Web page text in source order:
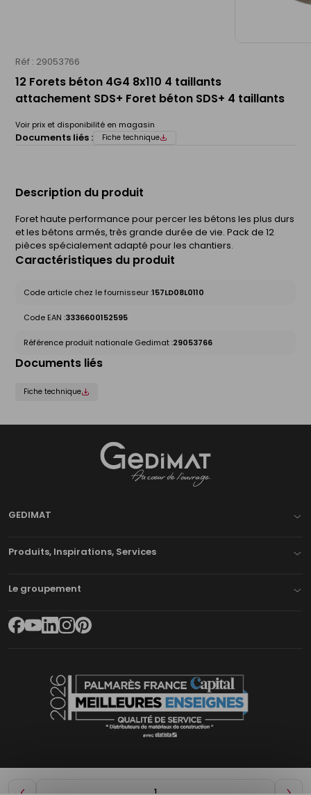
Réf : 29053766
12 Forets béton 4G4 8x110 4 taillants
attachement SDS+ Foret béton SDS+ 4 taillants
Voir prix et disponibilité en magasin
Documents liés : Fiche technique
Description du produit
Foret haute performance pour percer les bétons les plus durs
et les bétons armés, très grande durée de vie. Pack de 12
pièces spécialement adapté pour les chantiers.
Caractéristiques du produit
Code article chez le fournisseur :157LD08L0110
Code EAN :3336600152595
Référence produit nationale Gedimat :29053766
Documents liés
Fiche technique
GEDIMAT
Produits, Inspirations, Services
Le groupement